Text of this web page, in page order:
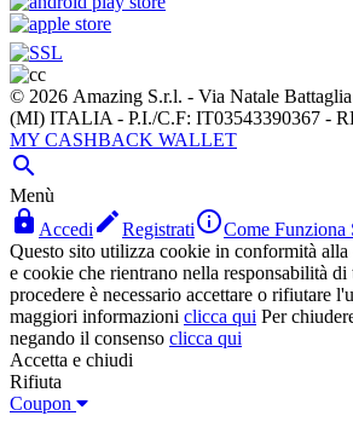
© 2026 Amazing S.r.l. - Via Natale
(MI) ITALIA - P.I./C.F: IT03543390367 -
MY CASHBACK WALLET

Menù
 Accedi RegistratiCome Funziona
Questo sito utilizza cookie in conformità
e cookie che rientrano nella responsabilità di
procedere è necessario accettare o rifiutare
maggiori informazioni clicca qui Per
negando il consenso clicca qui
Accetta e chiudi
Rifiuta
Coupon